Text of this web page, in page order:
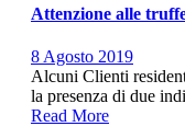
Attenzione alle
8 Agosto 2019
Alcuni Clienti
la presenza di due
Read More